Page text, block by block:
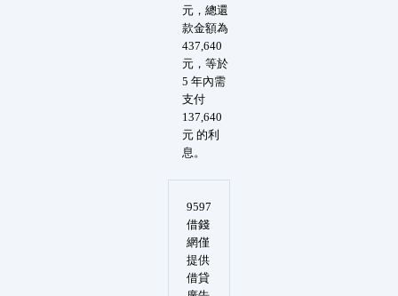
元，總還
款金額為
437,640
元，等於
5 年內需
支付
137,640
元 的利
息。
9597
借錢
網僅
提供
借貸